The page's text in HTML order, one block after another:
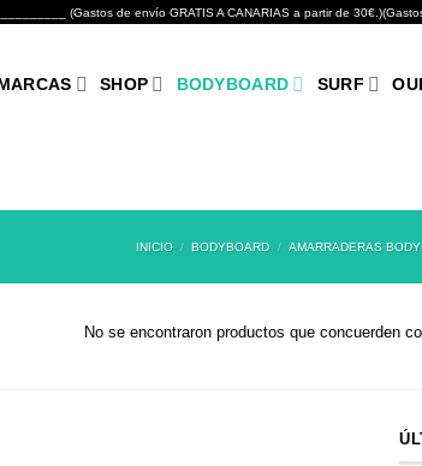
(Gastos de envío GRATIS A CANARIAS a partir de
SHOP BODYBOARD SURF
INICIO / BODYBOARD / AMARRADERAS
No se encontraron productos que concuerden